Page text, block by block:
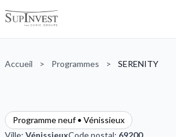
Accueil > Programmes > SERENITY
Programme neuf • Vénissieux
Ville: VénissieuxCode postal: 69200